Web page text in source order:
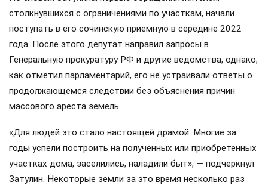
столкнувшихся с ограничениями по участкам, начали
поступать в его сочинскую приемную в середине 2022
года. После этого депутат направил запросы в
Генеральную прокуратуру РФ и другие ведомства, однако,
как отметил парламентарий, его не устраивали ответы о
продолжающемся следствии без объяснения причин
массового ареста земель.
«Для людей это стало настоящей драмой. Многие за
годы успели построить на полученных или приобретенных
участках дома, заселились, наладили быт», — подчеркнул
Затулин. Некоторые земли за это время несколько раз